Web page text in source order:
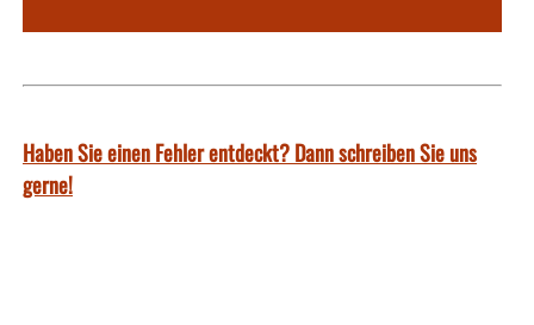
Haben Sie einen Fehler entdeckt? Dann schreiben Sie uns
gerne!